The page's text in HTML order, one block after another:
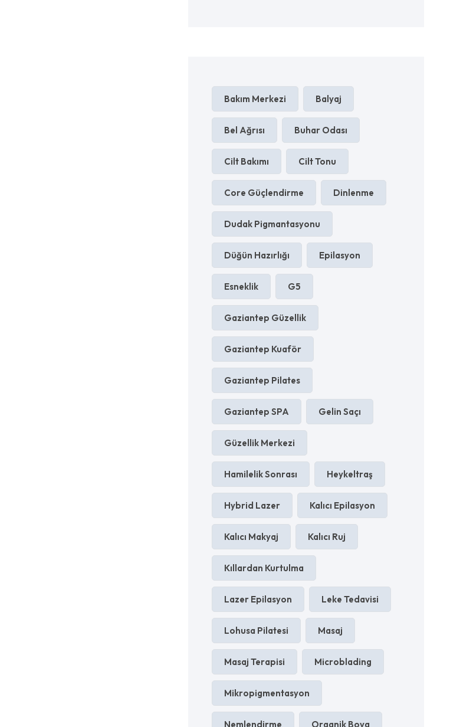
Bakım Merkezi Balyaj
Bel Ağrısı Buhar Odası
Cilt Bakımı Cilt Tonu
Core Güçlendirme Dinlenme
Dudak Pigmantasyonu
Düğün Hazırlığı Epilasyon
Esneklik G5
Gaziantep Güzellik
Gaziantep Kuaför
Gaziantep Pilates
Gaziantep SPA Gelin Saçı
Güzellik Merkezi
Hamilelik Sonrası Heykeltraş
Hybrid Lazer Kalıcı Epilasyon
Kalıcı Makyaj Kalıcı Ruj
Kıllardan Kurtulma
Lazer Epilasyon Leke Tedavisi
Lohusa Pilatesi Masaj
Masaj Terapisi Microblading
Mikropigmentasyon
Nemlendirme Organik Boya